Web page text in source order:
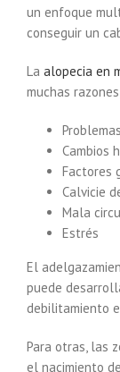
un enfoque
conseguir un
La alopecia en
muchas
Cambios
Factores
Calvicie
Mala
Estrés
El
puede
debilitamiento
Para otras, las
el nacimiento